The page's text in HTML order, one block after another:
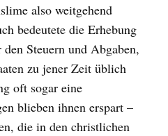
also weitgehend
bedeutete die Erhebung
Steuern und Abgaben,
zu jener Zeit üblich
oft sogar eine
blieben ihnen erspart –
die in den christlichen